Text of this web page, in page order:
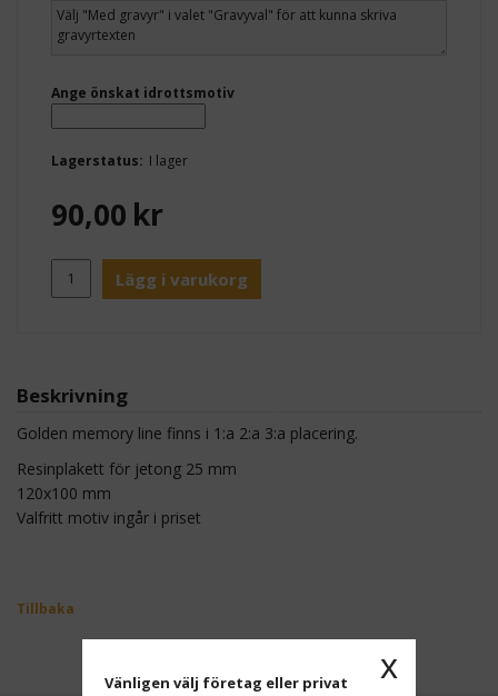
Ange önskat idrottsmotiv
Lagerstatus: I lager
90,00 kr
Lägg i varukorg
Beskrivning
Golden memory line finns i 1:a 2:a 3:a placering.
Resinplakett för jetong 25 mm
120x100 mm
Valfritt motiv ingår i priset
Tillbaka
x
Vänligen välj företag eller privat